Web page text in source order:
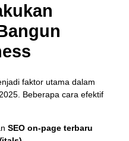
faktor utama dalam
Beberapa cara efektif
SEO on-page terbaru